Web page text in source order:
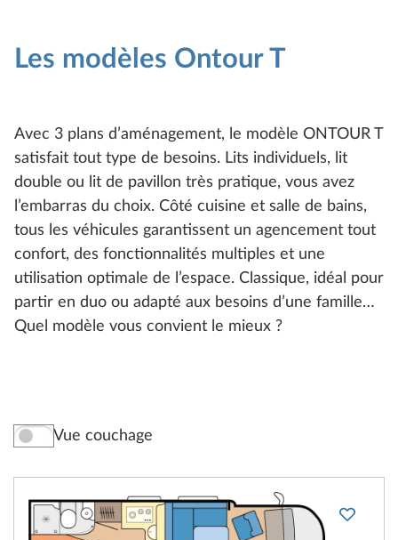
Les modèles Ontour T
Avec 3 plans d’aménagement, le modèle ONTOUR T
satisfait tout type de besoins. Lits individuels, lit
double ou lit de pavillon très pratique, vous avez
l’embarras du choix. Côté cuisine et salle de bains,
tous les véhicules garantissent un agencement tout
confort, des fonctionnalités multiples et une
utilisation optimale de l’espace. Classique, idéal pour
partir en duo ou adapté aux besoins d’une famille…
Quel modèle vous convient le mieux ?
Vue couchage